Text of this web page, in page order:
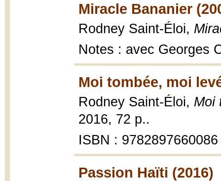
Miracle Bananier
Rodney Saint-Éloi,
Notes : avec Georges
Moi tombée, moi
Rodney Saint-Éloi, Moi
2016, 72 p..
ISBN : 9782897660086
Passion Haïti (2016)